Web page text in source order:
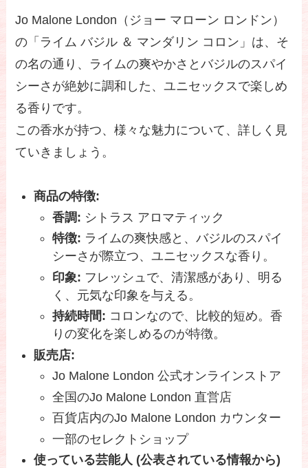
Jo Malone London（ジョー マローン ロンドン）
の「ライム バジル ＆ マンダリン コロン」は、そ
の名の通り、ライムの爽やかさとバジルのスパイ
シーさが絶妙に調和した、ユニセックスで楽しめ
る香りです。
この香水が持つ、様々な魅力について、詳しく見
ていきましょう。
商品の特徴:
香調: シトラス アロマティック
特徴: ライムの爽快感と、バジルのスパイ
シーさが際立つ、ユニセックスな香り。
印象: フレッシュで、清潔感があり、明る
く、元気な印象を与える。
持続時間: コロンなので、比較的短め。香
りの変化を楽しめるのが特徴。
販売店:
Jo Malone London 公式オンラインストア
全国のJo Malone London 直営店
百貨店内のJo Malone London カウンター
一部のセレクトショップ
使っている芸能人 (公表されている情報から)